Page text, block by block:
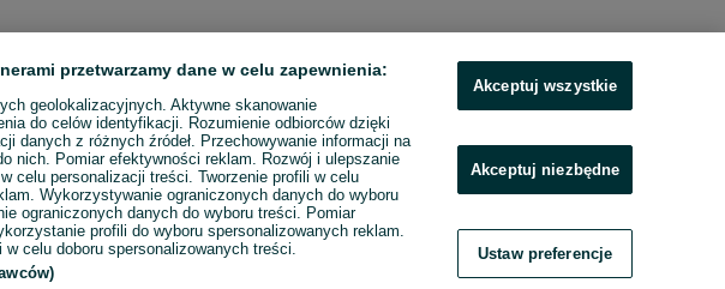
przetwarzamy dane w celu zapewnienia:
geolokalizacyjnych. Aktywne skanowanie
do celów identyfikacji. Rozumienie odbiorców dzięki
danych z różnych źródeł. Przechowywanie informacji na
nich. Pomiar efektywności reklam. Rozwój i ulepszanie
celu personalizacji treści. Tworzenie profili w celu
Wykorzystywanie ograniczonych danych do wyboru
ograniczonych danych do wyboru treści. Pomiar
profili do wyboru spersonalizowanych reklam.
celu doboru spersonalizowanych treści.
Akceptuj wszystkie
Akceptuj niezbędne
Ustaw preferencje